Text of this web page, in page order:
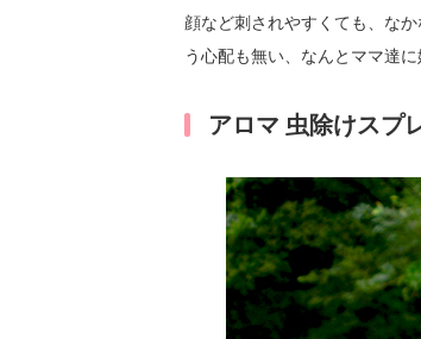
顔など刺されやすくても、な
う心配も無い、なんとママ達
アロマ 虫除けスプ